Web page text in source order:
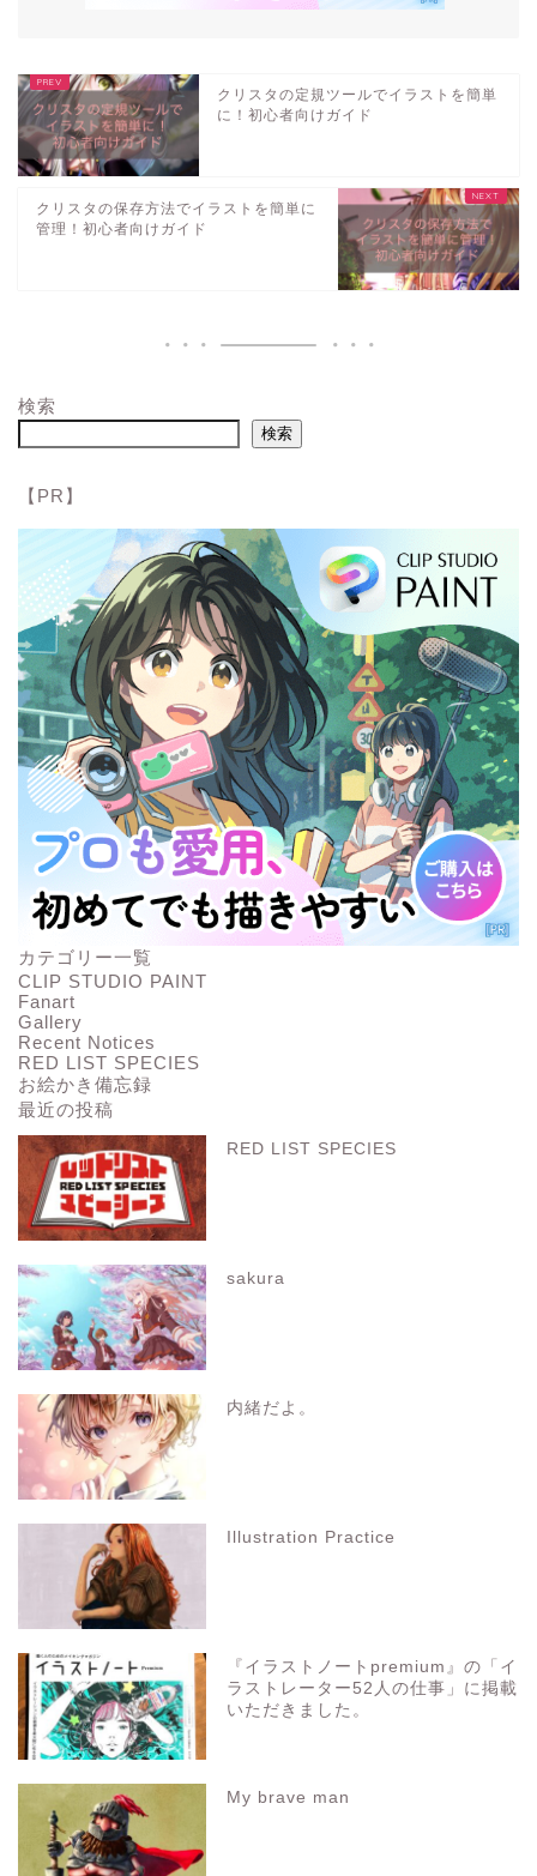
クリスタの定規ツールでイラストを簡単
に！初心者向けガイド
クリスタの保存方法でイラストを簡単に
管理！初心者向けガイド
検索
検索
【PR】
カテゴリー一覧
CLIP STUDIO PAINT
Fanart
Gallery
Recent Notices
RED LIST SPECIES
お絵かき備忘録
最近の投稿
RED LIST SPECIES
sakura
内緒だよ。
Illustration Practice
『イラストノートpremium』の「イ
ラストレーター52人の仕事」に掲載
いただきました。
My brave man